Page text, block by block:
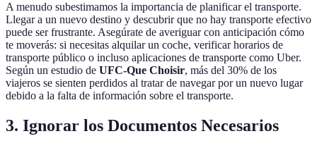
A menudo subestimamos la importancia de planificar el transporte.
Llegar a un nuevo destino y descubrir que no hay transporte efectivo
puede ser frustrante. Asegúrate de averiguar con anticipación cómo
te moverás: si necesitas alquilar un coche, verificar horarios de
transporte público o incluso aplicaciones de transporte como Uber.
Según un estudio de UFC-Que Choisir, más del 30% de los
viajeros se sienten perdidos al tratar de navegar por un nuevo lugar
debido a la falta de información sobre el transporte.
3. Ignorar los Documentos Necesarios